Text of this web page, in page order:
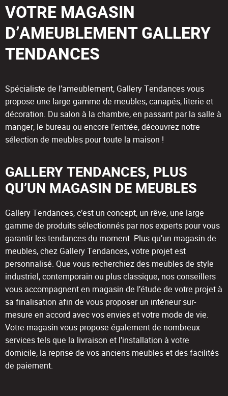
VOTRE MAGASIN
D’AMEUBLEMENT GALLERY
TENDANCES
Spécialiste de l’ameublement, Gallery Tendances vous
propose une large gamme de meubles, canapés, literie et
décoration. Du salon à la chambre, en passant par la salle à
manger, le bureau ou encore l’entrée, découvrez notre
sélection de meubles pour toute la maison !
GALLERY TENDANCES, PLUS
QU’UN MAGASIN DE MEUBLES
Gallery Tendances, c’est un concept, un rêve, une large
gamme de produits sélectionnés par nos experts pour vous
garantir les tendances du moment. Plus qu’un magasin de
meubles, chez Gallery Tendances, votre projet est
personnalisé. Que vous recherchiez des meubles de style
industriel, contemporain ou plus classique, nos conseillers
vous accompagnent en magasin de l’étude de votre projet à
sa finalisation afin de vous proposer un intérieur sur-
mesure en accord avec vos envies et votre mode de vie.
Votre magasin vous propose également de nombreux
services tels que la livraison et l’installation à votre
domicile, la reprise de vos anciens meubles et des facilités
de paiement.